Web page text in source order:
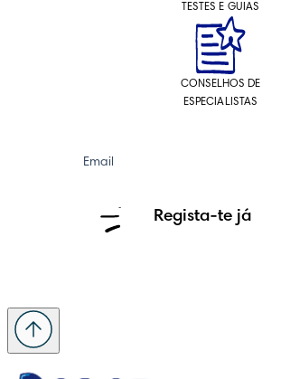
TESTES E GUIAS
CONSELHOS DE
ESPECIALISTAS
Email
Regista-te já